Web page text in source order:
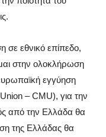
σε εθνικό επίπεδο,
στην ολοκλήρωση
εγγύηση
– CMU), για την
από την Ελλάδα θα
της Ελλάδας θα